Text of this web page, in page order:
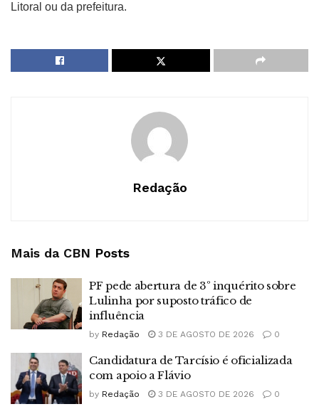
Litoral ou da prefeitura.
Redação
Mais da CBN Posts
PF pede abertura de 3º inquérito sobre
Lulinha por suposto tráfico de
influência
by Redação 3 DE AGOSTO DE 2026 0
Candidatura de Tarcísio é oficializada
com apoio a Flávio
by Redação 3 DE AGOSTO DE 2026 0